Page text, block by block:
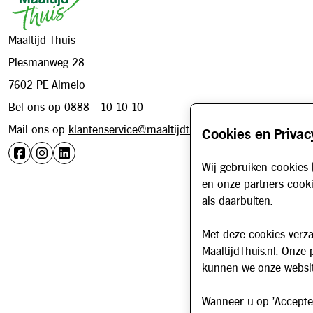
Maaltijd Thuis
Plesmanweg 28
7602 PE Almelo
Bel ons op 0888 - 10 10 10
Mail ons op klantenservice@maaltijdthuis.nlCookies en
Wij gebruiken cookies
en onze partners
als daarbuiten.
Met deze cookies
MaaltijdThuis.nl.
kunnen we onze
Wanneer u op